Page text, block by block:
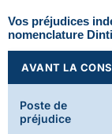
Vos préjudices
nomenclature
AVANT LA
Poste de
préjudice